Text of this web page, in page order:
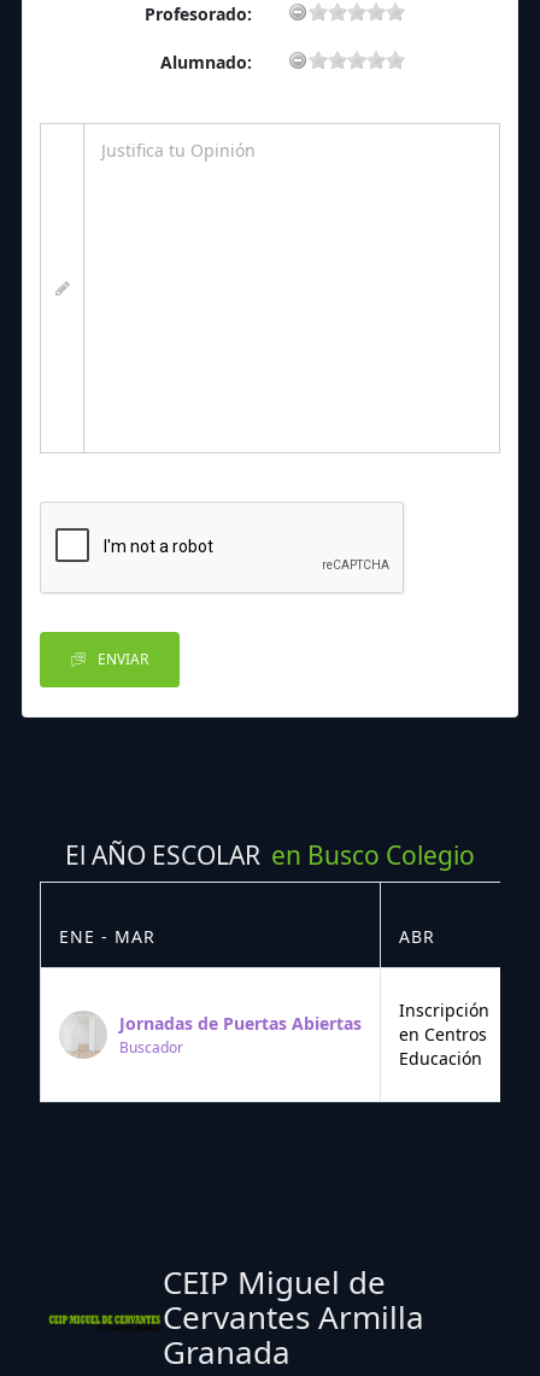
Profesorado:
Alumnado:
ENVIAR
El AÑO ESCOLAR en Busco Colegio
ENE - MAR ABR
Jornadas de Puertas Abiertas
Buscador
Inscripción
en Centros
Educación
CEIP Miguel de
Cervantes Armilla
Granada